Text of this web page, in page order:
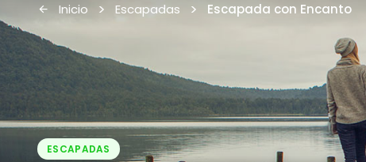
Inicio Escapadas Escapada con Encanto
ESCAPADAS